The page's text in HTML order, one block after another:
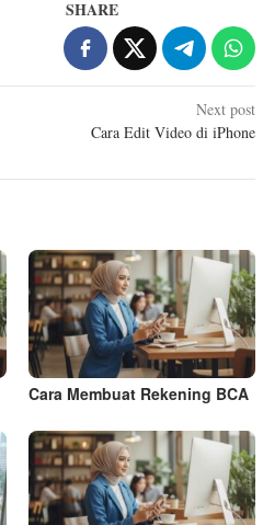
SHARE
Next post
Cara Edit Video di iPhone
Cara Membuat Rekening BCA